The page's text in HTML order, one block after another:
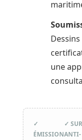
une
✓
ÉMISSION
✓
ANTI-